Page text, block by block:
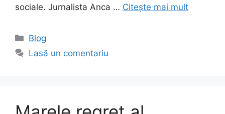
sociale. Jurnalista Anca … Citește mai mult
Categorii
Blog
Lasă un comentariu